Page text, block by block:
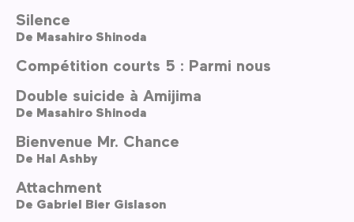
Silence
De Masahiro Shinoda
Compétition courts 5 : Parmi nous
Double suicide à Amijima
De Masahiro Shinoda
Bienvenue Mr. Chance
De Hal Ashby
Attachment
De Gabriel Bier Gislason